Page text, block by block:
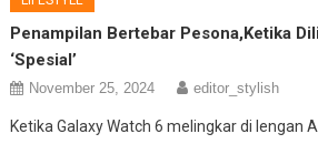
Penampilan Bertebar Pesona,Ketika
‘Spesial’
November 25, 2024 editor_stylish
Ketika Galaxy Watch 6 melingkar di lengan